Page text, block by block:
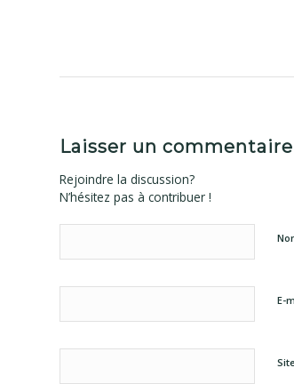
Laisser un commentaire
Rejoindre la discussion?
N’hésitez pas à contribuer !
E-